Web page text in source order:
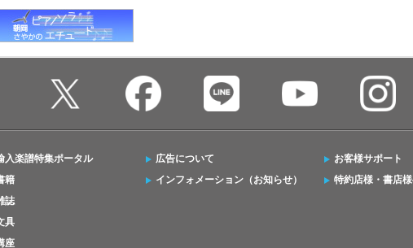
入楽譜特集ポータル
籍
誌
具
座
広告について
インフォメーション（お知らせ）
お客様サポート
特約店様・書店